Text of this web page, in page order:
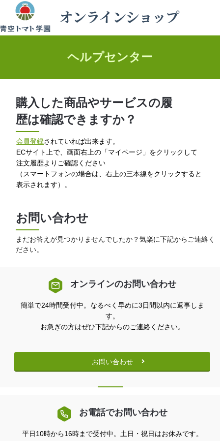
ヘルプセンター
購入した商品やサービスの履
歴は確認できますか？
会員登録されていれば出来ます。
ECサイト上で、画面右上の「マイページ」をクリックして
注文履歴よりご確認ください
（スマートフォンの場合は、右上の三本線をクリックすると
表示されます）。
お問い合わせ
まだお答えが見つかりませんでしたか？気楽に下記からご連絡く
ださい。
オンラインのお問い合わせ
簡単で24時間受付中。なるべく早めに3日間以内に返事しま
す。
お急ぎの方はぜひ下記からのご連絡ください。
お問い合わせ
お電話でお問い合わせ
平日10時から16時まで受付中。土日・祝日はお休みです。